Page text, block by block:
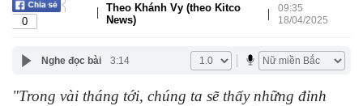
0
|
Theo Khánh Vy (theo Kitco
News)
|
09:35
18/04/2025
Nghe đọc bài 3:14
"Trong vài tháng tới, chúng ta sẽ thấy những đỉnh